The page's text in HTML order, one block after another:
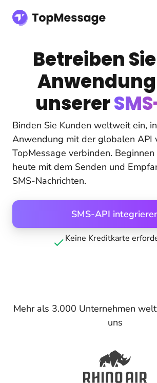
Betreiben
unserer
Binden Sie Kunden weltweit ein,
Anwendung mit der globalen API
TopMessage verbinden. Beginnen
heute mit dem Senden und
SMS-Nachrichten.
SMS-API
Keine Kreditkarte
Mehr als 3.000 Unternehmen
uns